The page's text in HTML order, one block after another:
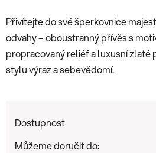
Přivítejte do své šperkovnice
odvahy – oboustranný přívěs s
propracovaný reliéf a luxusní zlaté
stylu výraz a sebevědomí.
Dostupnost
Můžeme doručit do: